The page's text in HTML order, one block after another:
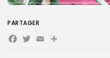
FR
PARTAGER
Facebook
Twitter
EmailPartager